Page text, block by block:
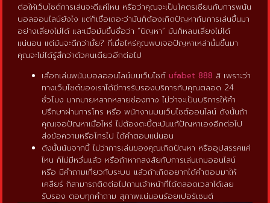
ต่อให้เว็บไซต์การเล่นจะดีแค่ไหน หรือว่าคุณจะเป็นโคตรเซียนกับการพนัน
บอลออนไลน์ยังไง แต่ก็เชื่อเถอะว่ามันก็ต้องเกิดปัญหากับการเล่นขึ้นมา
อย่างเลี่ยงไม่ได้ และเมื่อมันขึ้นชื่อว่า “ปัญหา” มันก็หลบเลี่ยงไม่ได้
แน่นอน แต่มันจะดีกว่ามั้ย? ที่เมื่อไหร่คุณพบเจอปัญหาเหล่านั้นขึ้นมา
คุณจะไม่ได้รู้สึกว่าตัวคนเดียวอีกต่อไป
เลือกเล่นพนันบอลออนไลน์บนเว็บไซต์ ufabet 888 สิ เพราะว่า
ทางเว็บไซต์ของเราได้มีการรับรองบริการกับคุณตลอด 24
ชั่วโมง มากมายหลากหลายช่องทาง ไม่ว่าจะเป็นบริการให้คำ
ปรึกษาผ่านการโทร หรือ พนักงานบนเว็บไซต์ออนไลน์ ดังนั้นถ้า
คุณเจอปัญหาเมื่อไหร่ ไม่ต้องตะบี้ตะบันแก้ปัญหาเองอีกต่อไป
ส่งข้อความหรือโทรไป ได้คำตอบแน่นอน
ดังนั้นนับจากนี้ ไม่ว่าการเล่นของคุณเกิดปัญหา หรืออุปสรรคแค่
ไหน ก็ไม่มีหวั่นแล้ว หรือถ้าหากสงสัยกับการเล่นเกมออนไลน์
หรือ มีคำถามเกี่ยวกับระบบ แล้วถ้าเกิดอยากได้คำตอบมาให้
เคลียร์ ก็สามารถติดต่อไปถามเจ้าหน้าที่ได้ตลอดเวลาได้เลย
รับรอง ตอบทุกคำถาม สุภาพแน่นอนร้อยเปอร์เซนต์